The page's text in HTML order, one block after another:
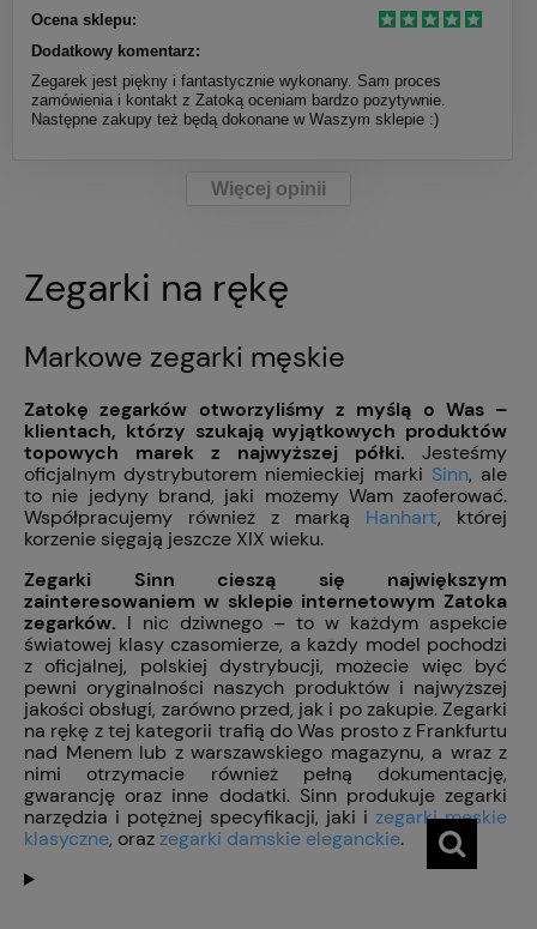
Ocena sklepu:
Dodatkowy komentarz:
Zegarek jest piękny i fantastycznie wykonany. Sam proces
zamówienia i kontakt z Zatoką oceniam bardzo pozytywnie.
Następne zakupy też będą dokonane w Waszym sklepie :)
Więcej opinii
Zegarki na rękę
Markowe zegarki męskie
Zatokę zegarków otworzyliśmy z myślą o Was –
klientach, którzy szukają wyjątkowych produktów
topowych marek z najwyższej półki.Jesteśmy
oficjalnym dystrybutorem niemieckiej marki Sinn, ale
to nie jedyny brand, jaki możemy Wam zaoferować.
Współpracujemy również z marką Hanhart, której
korzenie sięgają jeszcze XIX wieku.
Zegarki Sinn cieszą się największym
zainteresowaniem w sklepie internetowym Zatoka
zegarków. I nic dziwnego – to w każdym aspekcie
światowej klasy czasomierze, a każdy model pochodzi
z oficjalnej, polskiej dystrybucji, możecie więc być
pewni oryginalności naszych produktów i najwyższej
jakości obsługi, zarówno przed, jak i po zakupie. Zegarki
na rękę z tej kategorii trafią do Was prosto z Frankfurtu
nad Menem lub z warszawskiego magazynu, a wraz z
nimi otrzymacie również pełną dokumentację,
gwarancję oraz inne dodatki. Sinn produkuje zegarki
narzędzia i potężnej specyfikacji, jaki izegarki męskie
klasyczne, orazzegarki damskie eleganckie.